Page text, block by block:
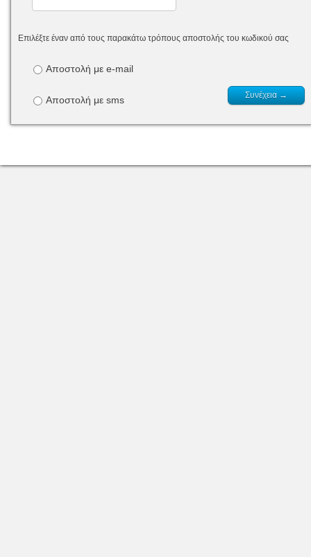
Επιλέξτε έναν από τους παρακάτω τρόπους αποστολής του κωδικού σας
Αποστολή με e-mail
Αποστολή με sms